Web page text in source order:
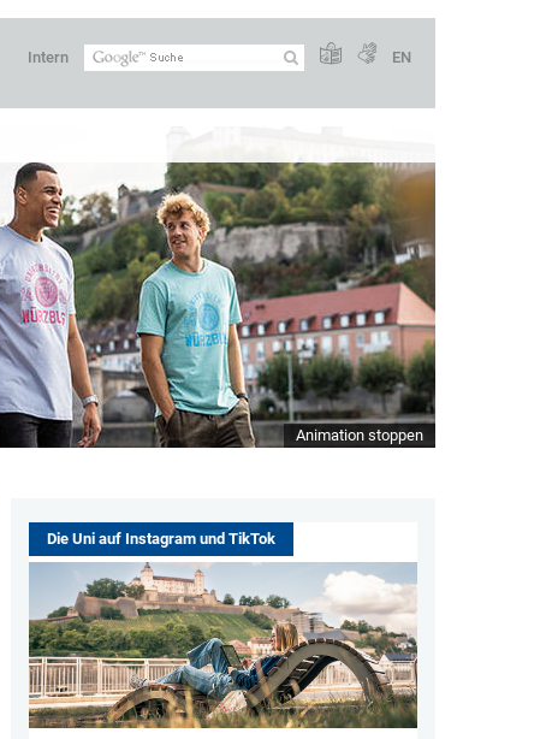
Intern EN
Animation stoppen
Die Uni auf Instagram und TikTok